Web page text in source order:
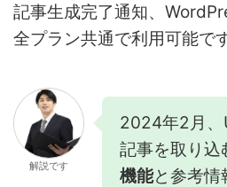
記事生成完了通知、
全プラン共通で利用可能です
解説です
2024年2月、
記事を取り込
機能と参考情